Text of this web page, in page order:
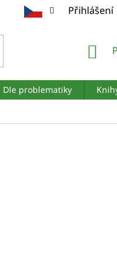
Dle problematiky